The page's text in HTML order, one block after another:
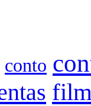
conto